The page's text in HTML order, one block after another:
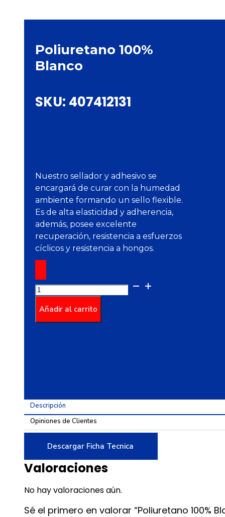
Poliuretano 100%
Blanco
SKU: 407412131
Nuestro sellador y adhesivo se
encargará de curar con la humedad
ambiente formando un sello flexible.
Es de alta elasticidad y adherencia,
además, posee excelente
recuperación, resistencia a esfuerzos
cíclicos y resistencia a hongos.
Poliuretano
100%
Blanco
cantidad
Añadir al carrito
Descripción
Opiniones de Clientes
Descargar Ficha Tecnica
Valoraciones
No hay valoraciones aún.
Sé el primero en valorar “Poliuretano 100%